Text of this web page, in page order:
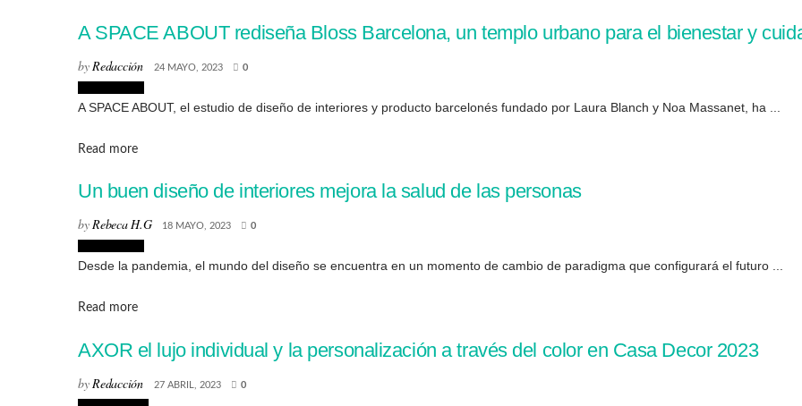
A SPACE ABOUT rediseña Bloss Barcelona, un templo urbano para el bienestar y
byRedacción 24 MAYO, 2023 0
A SPACE ABOUT, el estudio de diseño de interiores y producto barcelonés fundado por Laura Blanch y Noa Massanet, ha ...
Read moreDetails
Un buen diseño de interiores mejora la salud de las personas
byRebeca H.G 18 MAYO, 2023 0
Desde la pandemia, el mundo del diseño se encuentra en un momento de cambio de paradigma que configurará el futuro ...
Read moreDetails
AXOR el lujo individual y la personalización a través del color en Casa Decor 2023
by Redacción 27 ABRIL, 2023 0